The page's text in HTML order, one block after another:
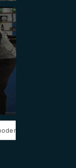
o cartão de inscrição